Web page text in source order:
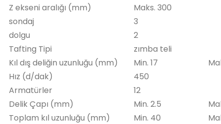
Z ekseni aralığı (mm)
Maks. 300
sondaj
3
dolgu
2
Tafting Tipi
zımba teli
Kıl dış deliğin uzunluğu (mm)
Min. 17
Hız (d/dak)
450
Armatürler
12
Delik Çapı (mm)
Min. 2.5
Toplam kıl uzunluğu (mm)
Min. 40